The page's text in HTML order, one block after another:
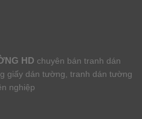
HD chuyên bán tranh dán
giấy dán tường, tranh dán tường
nghiệp